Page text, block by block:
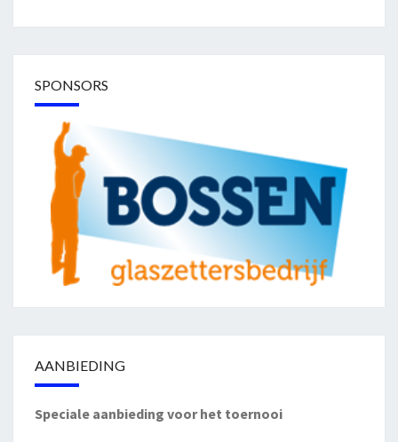
SPONSORS
AANBIEDING
Speciale aanbieding voor het toernooi